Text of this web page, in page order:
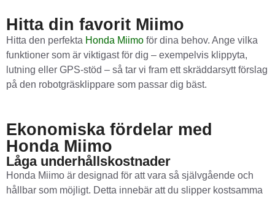
Hitta din favorit Miimo
Hitta den perfekta Honda Miimo för dina behov. Ange vilka
funktioner som är viktigast för dig – exempelvis klippyta,
lutning eller GPS-stöd – så tar vi fram ett skräddarsytt förslag
på den robotgräsklippare som passar dig bäst.
Ekonomiska fördelar med
Honda Miimo
Låga underhållskostnader
Honda Miimo är designad för att vara så självgående och
hållbar som möjligt. Detta innebär att du slipper kostsamma